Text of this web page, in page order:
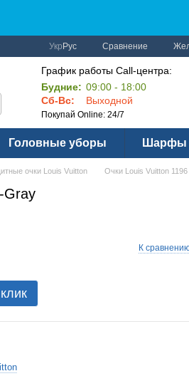
Укр Рус Сравнение
График работы Call-центра:
Будние: 09:00 - 18:00
Сб-Вс:
Выходной
Покупай Online: 24/7
Головные уборы Шарфы
очки Louis Vuitton Очки Louis Vuitton
Gray
К